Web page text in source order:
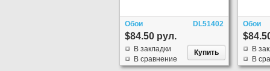
Обои DL51402
$84.50 рул.
В закладки
В сравнение
Обои
В
В